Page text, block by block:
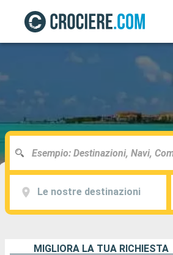
Le nostre destinazioni
MIGLIORA LA TUA RICHIESTA